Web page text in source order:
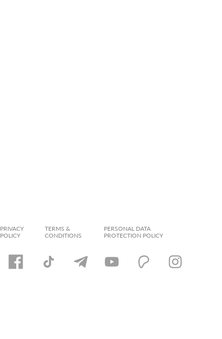
PRIVACY
POLICY
TERMS &
CONDITIONS
PERSONAL DATA
PROTECTION POLICY